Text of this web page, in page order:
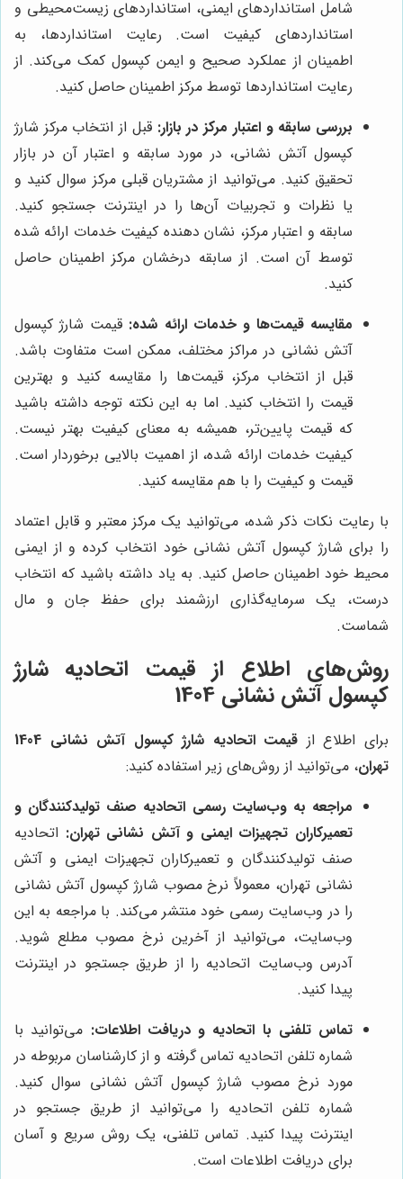
شامل استانداردهای ایمنی، استانداردهای زیست‌محیطی و
استانداردهای کیفیت است. رعایت استانداردها، به
اطمینان از عملکرد صحیح و ایمن کپسول کمک می‌کند. از
رعایت استانداردها توسط مرکز اطمینان حاصل کنید.
بررسی سابقه و اعتبار مرکز در بازار: قبل از انتخاب مرکز شارژ
کپسول آتش نشانی، در مورد سابقه و اعتبار آن در بازار
تحقیق کنید. می‌توانید از مشتریان قبلی مرکز سوال کنید و
یا نظرات و تجربیات آن‌ها را در اینترنت جستجو کنید.
سابقه و اعتبار مرکز، نشان دهنده کیفیت خدمات ارائه شده
توسط آن است. از سابقه درخشان مرکز اطمینان حاصل
کنید.
مقایسه قیمت‌ها و خدمات ارائه شده: قیمت شارژ کپسول
آتش نشانی در مراکز مختلف، ممکن است متفاوت باشد.
قبل از انتخاب مرکز، قیمت‌ها را مقایسه کنید و بهترین
قیمت را انتخاب کنید. اما به این نکته توجه داشته باشید
که قیمت پایین‌تر، همیشه به معنای کیفیت بهتر نیست.
کیفیت خدمات ارائه شده، از اهمیت بالایی برخوردار است.
قیمت و کیفیت را با هم مقایسه کنید.
با رعایت نکات ذکر شده، می‌توانید یک مرکز معتبر و قابل اعتماد
را برای شارژ کپسول آتش نشانی خود انتخاب کرده و از ایمنی
محیط خود اطمینان حاصل کنید. به یاد داشته باشید که انتخاب
درست، یک سرمایه‌گذاری ارزشمند برای حفظ جان و مال
شماست.
روش‌های اطلاع از قیمت اتحادیه شارژ
کپسول آتش نشانی 1404
برای اطلاع از
قیمت اتحادیه شارژ کپسول آتش نشانی 1404
تهران، می‌توانید از روش‌های زیر استفاده کنید:
مراجعه به وب‌سایت رسمی اتحادیه صنف تولیدکنندگان و
تعمیرکاران تجهیزات ایمنی و آتش نشانی تهران: اتحادیه
صنف تولیدکنندگان و تعمیرکاران تجهیزات ایمنی و آتش
نشانی تهران، معمولاً نرخ مصوب شارژ کپسول آتش نشانی
را در وب‌سایت رسمی خود منتشر می‌کند. با مراجعه به این
وب‌سایت، می‌توانید از آخرین نرخ مصوب مطلع شوید.
آدرس وب‌سایت اتحادیه را از طریق جستجو در اینترنت
پیدا کنید.
تماس تلفنی با اتحادیه و دریافت اطلاعات: می‌توانید با
شماره تلفن اتحادیه تماس گرفته و از کارشناسان مربوطه در
مورد نرخ مصوب شارژ کپسول آتش نشانی سوال کنید.
شماره تلفن اتحادیه را می‌توانید از طریق جستجو در
اینترنت پیدا کنید. تماس تلفنی، یک روش سریع و آسان
برای دریافت اطلاعات است.